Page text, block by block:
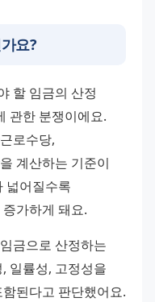
요?
할 임금의 산정
관한 분쟁이에요.
로수당,
계산하는 기준이
넓어질수록
가하게 돼요.
금으로 산정하는
일률성, 고정성을
된다고 판단했어요.